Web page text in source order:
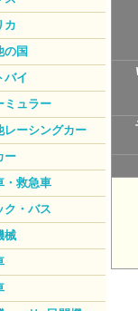
カ
の国
バイ
ミュラー
レーシングカー
ー
・救急車
ク・バス
械